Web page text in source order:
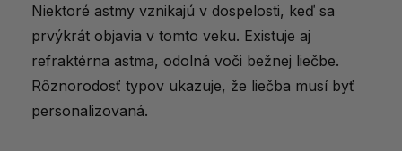
Niektoré astmy vznikajú v dospelosti, keď sa
prvýkrát objavia v tomto veku. Existuje aj
refraktérna astma, odolná voči bežnej liečbe.
Rôznorodosť typov ukazuje, že liečba musí byť
personalizovaná.